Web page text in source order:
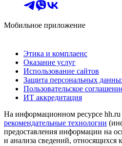
Мобильное приложение
Этика и комплаенс
Оказание услуг
Использование сайтов
Защита персональных
Пользовательское
ИТ аккредитация
На информационном ресурсе hh.ru
рекомендательные технологии
предоставления информации на
и анализа сведений, относящихся